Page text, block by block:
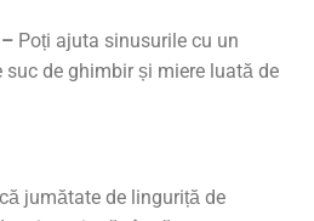
Poți ajuta sinusurile cu un
suc de ghimbir și miere luată de
jumătate de linguriță de